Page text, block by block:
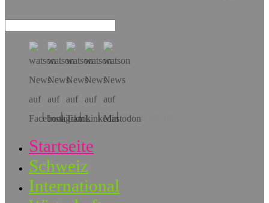
Hol dir die App!
Startseite
Schweiz
International